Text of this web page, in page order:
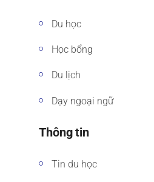
Du học
Học bổng
Du lịch
Dạy ngoại ngữ
Thông tin
Tin du học